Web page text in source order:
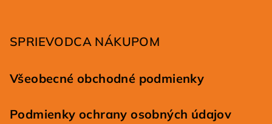
SPRIEVODCA NÁKUPOM
Všeobecné obchodné podmienky
Podmienky ochrany osobných údajov